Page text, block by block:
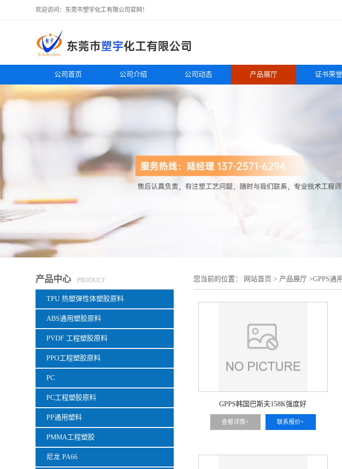
欢迎访问：东莞市塑宇化工有限公司官网！
公司首页 公司介绍 公司动态 产品展厅 证书荣誉
产品中心 PRODUCT
TPU 热塑弹性体塑胶原料
ABS通用塑胶原料
PVDF 工程塑胶原料
PPO工程塑胶原料
PC
PC工程塑胶原料
PP通用塑料
PMMA工程塑胶
尼龙 PA66
您当前的位置： 网站首页 > 产品展厅 >GPPS通
GPPS韩国巴斯夫158K强度好
查看详情+ 联系报价+